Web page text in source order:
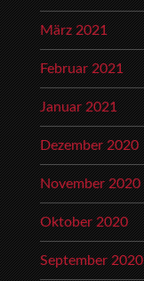
März 2021
Februar 2021
Januar 2021
Dezember 2020
November 2020
Oktober 2020
September 2020